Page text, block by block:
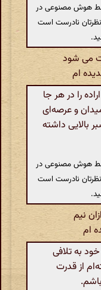
هوش مصنوعی در
نظرتان نادرست است
می شود
ام
را در هر جا
و عرصه‌ای
بالایی داشته
هوش مصنوعی در
نظرتان نادرست است
نیم
ام
به تلافی
از قدرت